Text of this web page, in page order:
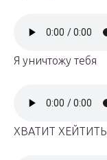
Я уничтожу тебя
ХВАТИТ ХЕЙТИТЬ